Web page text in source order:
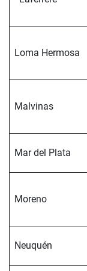
Loma Hermosa
Malvinas
Mar del Plata
Moreno
Neuquén